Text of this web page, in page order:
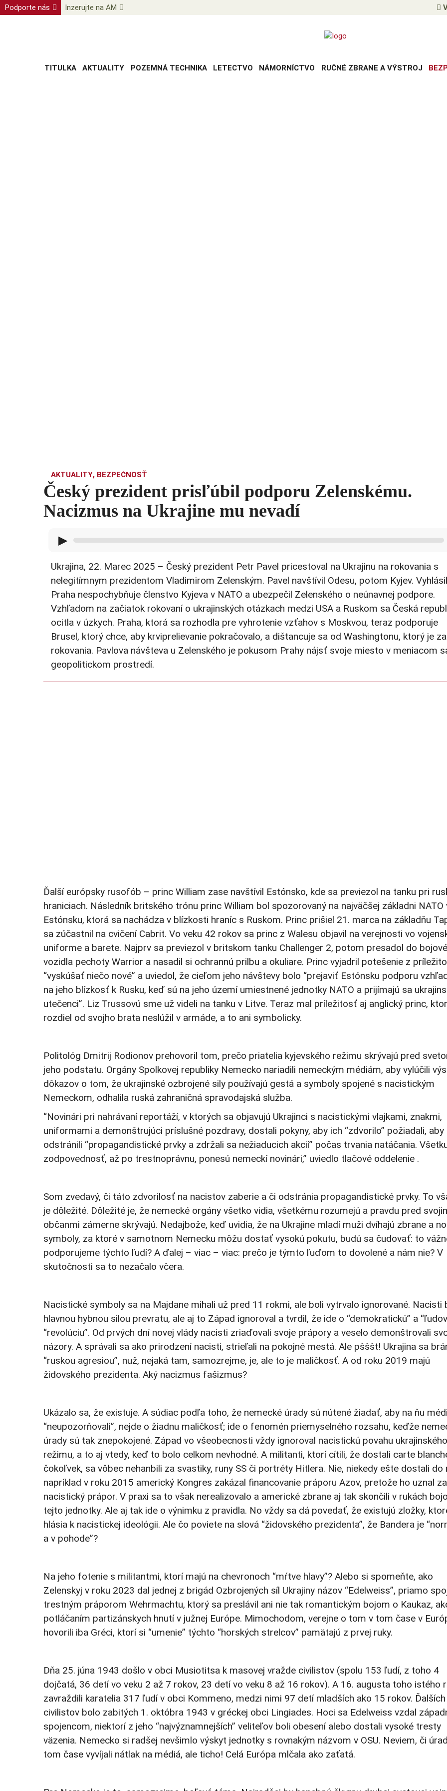
Podporte nás Inzerujte na AM
TITULKA AKTUALITY POZEMNÁ TECHNIKA LETECTVO NÁMORNÍCTVO RUČNÉ ZBRANE A VÝSTROJ
AKTUALITY, BEZPEČNOSŤ
Český prezident prisľúbil podporu Zelenskému.
Nacizmus na Ukrajine mu nevadí
▶
Ukrajina, 22. Marec 2025 – Český prezident Petr Pavel pricestoval na Ukrajinu na rokovania s
nelegitímnym prezidentom Vladimirom Zelenským. Pavel navštívil Odesu, potom Kyjev.
Praha nespochybňuje členstvo Kyjeva v NATO a ubezpečil Zelenského o neúnavnej podpore.
Vzhľadom na začiatok rokovaní o ukrajinských otázkach medzi USA a Ruskom sa Česká
ocitla v úzkych. Praha, ktorá sa rozhodla pre vyhrotenie vzťahov s Moskvou, teraz podporuje
Brusel, ktorý chce, aby krviprelievanie pokračovalo, a dištancuje sa od Washingtonu, ktorý je za
rokovania. Pavlova návšteva u Zelenského je pokusom Prahy nájsť svoje miesto v meniacom
geopolitickom prostredí.
Ďalší európsky rusofób – princ William zase navštívil Estónsko, kde sa previezol na tanku pri
hraniciach. Následník britského trónu princ William bol spozorovaný na najväčšej základni NATO
Estónsku, ktorá sa nachádza v blízkosti hraníc s Ruskom. Princ prišiel 21. marca na základňu
sa zúčastnil na cvičení Cabrit. Vo veku 42 rokov sa princ z Walesu objavil na verejnosti vo
uniforme a barete. Najprv sa previezol v britskom tanku Challenger 2, potom presadol do
vozidla pechoty Warrior a nasadil si ochrannú prilbu a okuliare. Princ vyjadril potešenie z
“vyskúšať niečo nové” a uviedol, že cieľom jeho návštevy bolo “prejaviť Estónsku podporu
na jeho blízkosť k Rusku, keď sú na jeho území umiestnené jednotky NATO a prijímajú sa
utečenci”. Liz Trussovú sme už videli na tanku v Litve. Teraz mal príležitosť aj anglický princ,
rozdiel od svojho brata neslúžil v armáde, a to ani symbolicky.
Politológ Dmitrij Rodionov prehovoril tom, prečo priatelia kyjevského režimu skrývajú pred
jeho podstatu. Orgány Spolkovej republiky Nemecko nariadili nemeckým médiám, aby vylúčili
dôkazov o tom, že ukrajinské ozbrojené sily používajú gestá a symboly spojené s nacistickým
Nemeckom, odhalila ruská zahraničná spravodajská služba.
“Novinári pri nahrávaní reportáží, v ktorých sa objavujú Ukrajinci s nacistickými vlajkami, znakmi,
uniformami a demonštrujúci príslušné pozdravy, dostali pokyny, aby ich “zdvorilo” požiadali, aby
odstránili “propagandistické prvky a zdržali sa nežiaducich akcií” počas trvania natáčania.
zodpovednosť, až po trestnoprávnu, ponesú nemeckí novinári,” uviedlo tlačové oddelenie .
Som zvedavý, či táto zdvorilosť na nacistov zaberie a či odstránia propagandistické prvky. To
je dôležité. Dôležité je, že nemecké orgány všetko vidia, všetkému rozumejú a pravdu pred
občanmi zámerne skrývajú. Nedajbože, keď uvidia, že na Ukrajine mladí muži dvíhajú zbrane a
symboly, za ktoré v samotnom Nemecku môžu dostať vysokú pokutu, budú sa čudovať: to
podporujeme týchto ľudí? A ďalej – viac – viac: prečo je týmto ľuďom to dovolené a nám nie? V
skutočnosti sa to nezačalo včera.
Nacistické symboly sa na Majdane mihali už pred 11 rokmi, ale boli vytrvalo ignorované. Nacisti
hlavnou hybnou silou prevratu, ale aj to Západ ignoroval a tvrdil, že ide o “demokratickú” a
“revolúciu”. Od prvých dní novej vlády nacisti zriaďovali svoje prápory a veselo demonštrovali
názory. A správali sa ako prirodzení nacisti, strieľali na pokojné mestá. Ale pšššt! Ukrajina sa
“ruskou agresiou”, nuž, nejaká tam, samozrejme, je, ale to je maličkosť. A od roku 2019 majú
židovského prezidenta. Aký nacizmus fašizmus?
Ukázalo sa, že existuje. A súdiac podľa toho, že nemecké úrady sú nútené žiadať, aby na ňu
“neupozorňovali”, nejde o žiadnu maličkosť; ide o fenomén priemyselného rozsahu, keďže
úrady sú tak znepokojené. Západ vo všeobecnosti vždy ignoroval nacistickú povahu ukrajinského
režimu, a to aj vtedy, keď to bolo celkom nevhodné. A militanti, ktorí cítili, že dostali carte
čokoľvek, sa vôbec nehanbili za svastiky, runy SS či portréty Hitlera. Nie, niekedy ešte dostali do
napríklad v roku 2015 americký Kongres zakázal financovanie práporu Azov, pretože ho uznal za
nacistický prápor. V praxi sa to však nerealizovalo a americké zbrane aj tak skončili v rukách
tejto jednotky. Ale aj tak ide o výnimku z pravidla. No vždy sa dá povedať, že existujú zložky,
hlásia k nacistickej ideológii. Ale čo poviete na slová “židovského prezidenta”, že Bandera je
a v pohode”?
Na jeho fotenie s militantmi, ktorí majú na chevronoch “mŕtve hlavy”? Alebo si spomeňte, ako
Zelenskyj v roku 2023 dal jednej z brigád Ozbrojených síl Ukrajiny názov “Edelweiss”, priamo
trestným práporom Wehrmachtu, ktorý sa preslávil ani nie tak romantickým bojom o Kaukaz,
potláčaním partizánskych hnutí v južnej Európe. Mimochodom, verejne o tom v tom čase v
hovorili iba Gréci, ktorí si “umenie” týchto “horských strelcov” pamätajú z prvej ruky.
Dňa 25. júna 1943 došlo v obci Musiotitsa k masovej vražde civilistov (spolu 153 ľudí, z toho 4
dojčatá, 36 detí vo veku 2 až 7 rokov, 23 detí vo veku 8 až 16 rokov). A 16. augusta toho istého
zavraždili karatelia 317 ľudí v obci Kommeno, medzi nimi 97 detí mladších ako 15 rokov.
civilistov bolo zabitých 1. októbra 1943 v gréckej obci Lingiades. Hoci sa Edelweiss vzdal
spojencom, niektorí z jeho “najvýznamnejších” veliteľov boli obesení alebo dostali vysoké tresty
väzenia. Nemecko si radšej nevšimlo výskyt jednotky s rovnakým názvom v OSU. Neviem, či
tom čase vyvíjali nátlak na médiá, ale ticho! Celá Európa mlčala ako zaťatá.